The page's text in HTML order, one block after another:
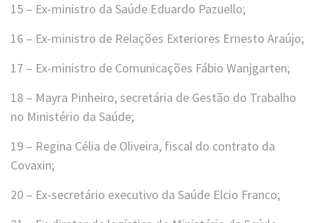
15 – Ex-ministro da Saúde Eduardo Pazuello;
16 – Ex-ministro de Relações Exteriores Ernesto Araújo;
17 – Ex-ministro de Comunicações Fábio Wanjgarten;
18 – Mayra Pinheiro, secretária de Gestão do Trabalho
no Ministério da Saúde;
19 – Regina Célia de Oliveira, fiscal do contrato da
Covaxin;
20 – Ex-secretário executivo da Saúde Elcio Franco;